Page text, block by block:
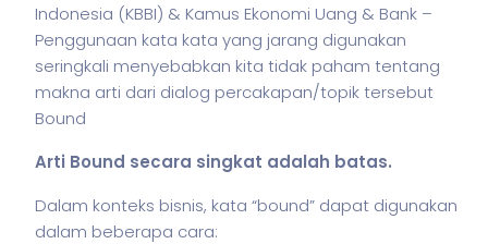
Indonesia (KBBI) & Kamus Ekonomi Uang & Bank –
Penggunaan kata kata yang jarang digunakan
seringkali menyebabkan kita tidak paham tentang
makna arti dari dialog percakapan/topik tersebut
Bound
Arti Bound secara singkat adalah batas.
Dalam konteks bisnis, kata “bound” dapat digunakan
dalam beberapa cara: